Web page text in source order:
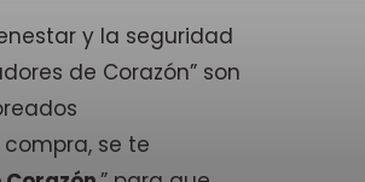
y la seguridad
de Corazón” son
se te